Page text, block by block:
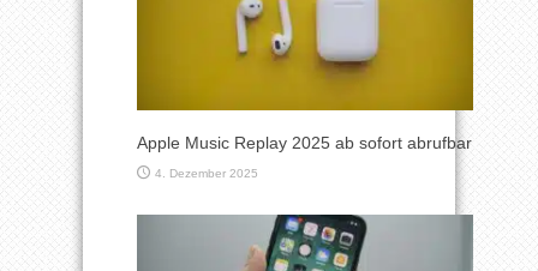
Apple Music Replay 2025 ab sofort abrufbar
4. Dezember 2025